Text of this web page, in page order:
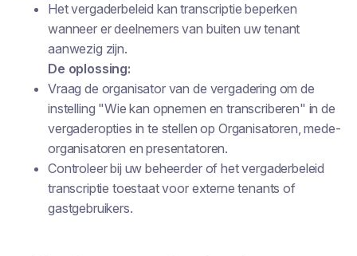
Het vergaderbeleid kan transcriptie beperken
wanneer er deelnemers van buiten uw tenant
aanwezig zijn.
De oplossing:
Vraag de organisator van de vergadering om de
instelling "Wie kan opnemen en transcriberen" in de
vergaderopties in te stellen op Organisatoren, mede-
organisatoren en presentatoren.
Controleer bij uw beheerder of het vergaderbeleid
transcriptie toestaat voor externe tenants of
gastgebruikers.